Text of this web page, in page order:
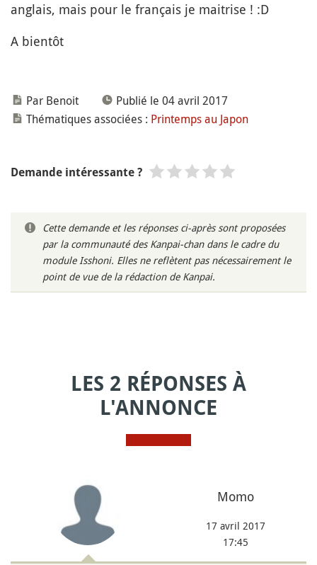
anglais, mais pour le français je maitrise ! :D
A bientôt
Par Benoit
Publié le 04 avril 2017
Thématiques associées : Printemps au Japon
Demande intéressante ?
Cette demande et les réponses ci-après sont proposées
par la communauté des Kanpai-chan dans le cadre du
module Isshoni. Elles ne reflètent pas nécessairement le
point de vue de la rédaction de Kanpai.
LES 2 RÉPONSES À
L'ANNONCE
Momo
17 avril 2017
17:45